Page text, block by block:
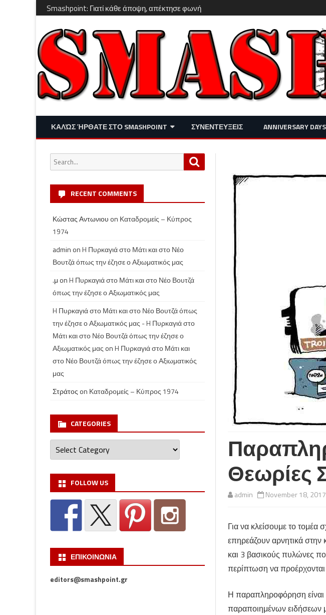
Smashpoint: Γιατί κάθε άποψη, απέκτησε φωνή
ΚΑΛΏΣ ΉΡΘΑΤΕ ΣΤΟ SMASHPOINT
ΔΙΑΣΚΈΔΑΣΗ – LIFESTYLE
ΣΥΝΕΝΤΕΥΞΕΙΣ ANNIVERSARY DAYS
Θεωρίες
admin November 18, 2017
Για να κλείσουμε το
επηρεάζουν αρνητικά
και 3 βασικούς πυλώνες
περίπτωση να
Η παραπληροφόρηση είναι
παραποιημένων ειδήσεων
Search
for:
RECENT COMMENTS
Κώστας Αντωνιου on Καταδρομείς – Κύπρος
1974
admin onH Πυρκαγιά στο Μάτι και στο Νέο
Βουτζά όπως την έζησε ο Αξιωματικός μας
.μ onH Πυρκαγιά στο Μάτι και στο Νέο Βουτζά
όπως την έζησε ο Αξιωματικός μας
H Πυρκαγιά στο Μάτι και στο Νέο Βουτζά όπως
την έζησε ο Αξιωματικός μας - H Πυρκαγιά στο
Μάτι και στο Νέο Βουτζά όπως την έζησε ο
Αξιωματικός μας onH Πυρκαγιά στο Μάτι και
στο Νέο Βουτζά όπως την έζησε ο Αξιωματικός
μας
Στράτος on Καταδρομείς – Κύπρος 1974
CATEGORIES
Categories
FOLLOW US
ΕΠΙΚΟΙΝΩΝΙΑ
editors@smashpoint.gr